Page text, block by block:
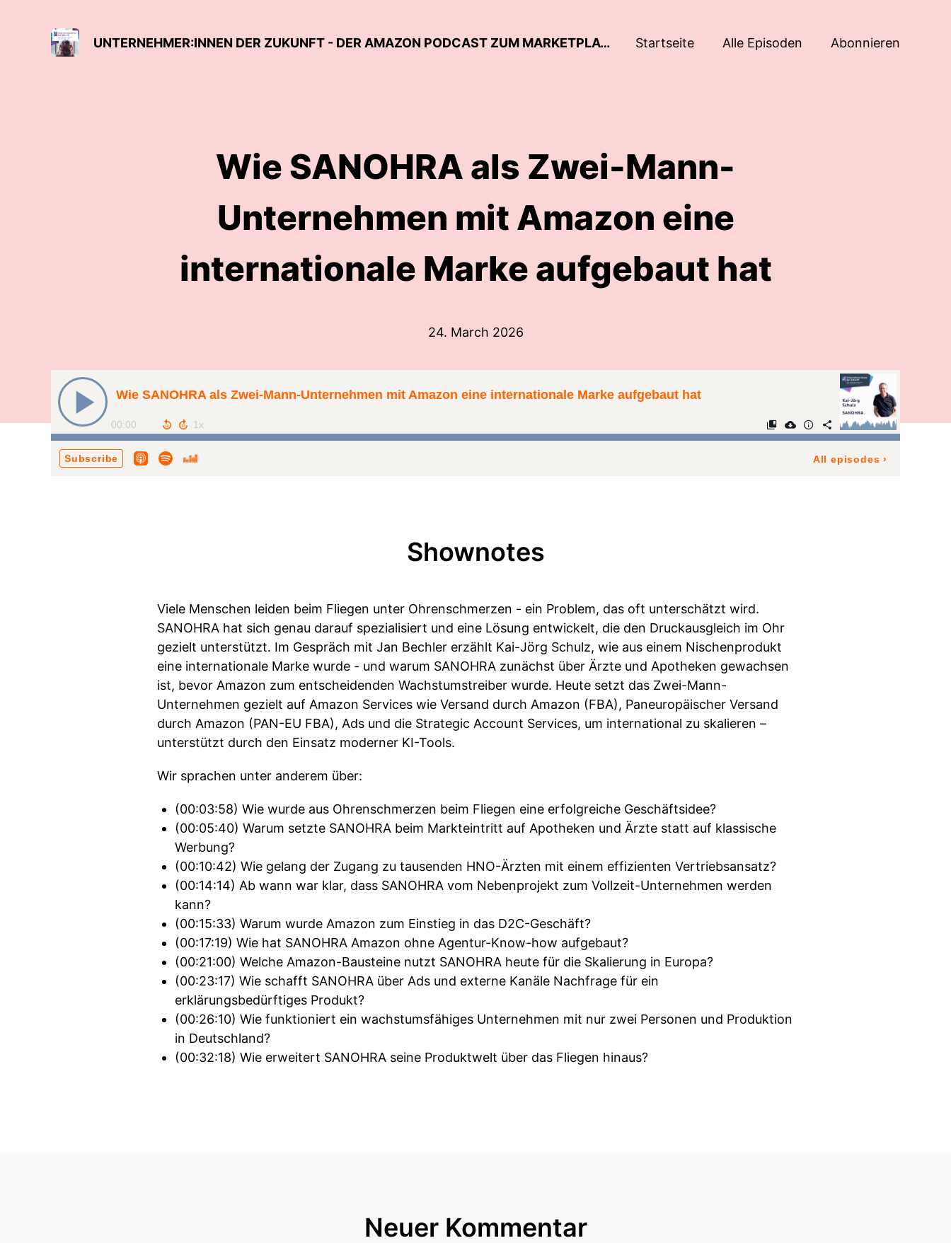
UNTERNEHMER:INNEN DER ZUKUNFT - DER AMAZON PODCAST ZUM MARKETPLACE Startseite Alle Episoden Abonnieren
Wie SANOHRA als Zwei-Mann-
Unternehmen mit Amazon eine
internationale Marke aufgebaut hat
24. March 2026
Wie SANOHRA als Zwei-Mann-Unternehmen mit Amazon eine internationale Marke aufgebaut hat
00:00
Subscribe All episodes ›
Shownotes
Viele Menschen leiden beim Fliegen unter Ohrenschmerzen - ein Problem, das oft unterschätzt wird.
SANOHRA hat sich genau darauf spezialisiert und eine Lösung entwickelt, die den Druckausgleich im Ohr
gezielt unterstützt. Im Gespräch mit Jan Bechler erzählt Kai-Jörg Schulz, wie aus einem Nischenprodukt
eine internationale Marke wurde - und warum SANOHRA zunächst über Ärzte und Apotheken gewachsen
ist, bevor Amazon zum entscheidenden Wachstumstreiber wurde. Heute setzt das Zwei-Mann-
Unternehmen gezielt auf Amazon Services wie Versand durch Amazon (FBA), Paneuropäischer Versand
durch Amazon (PAN-EU FBA), Ads und die Strategic Account Services, um international zu skalieren –
unterstützt durch den Einsatz moderner KI-Tools.
Wir sprachen unter anderem über:
(00:03:58) Wie wurde aus Ohrenschmerzen beim Fliegen eine erfolgreiche Geschäftsidee?
(00:05:40) Warum setzte SANOHRA beim Markteintritt auf Apotheken und Ärzte statt auf klassische
Werbung?
(00:10:42) Wie gelang der Zugang zu tausenden HNO-Ärzten mit einem effizienten Vertriebsansatz?
(00:14:14) Ab wann war klar, dass SANOHRA vom Nebenprojekt zum Vollzeit-Unternehmen werden
kann?
(00:15:33) Warum wurde Amazon zum Einstieg in das D2C-Geschäft?
(00:17:19) Wie hat SANOHRA Amazon ohne Agentur-Know-how aufgebaut?
(00:21:00) Welche Amazon-Bausteine nutzt SANOHRA heute für die Skalierung in Europa?
(00:23:17) Wie schafft SANOHRA über Ads und externe Kanäle Nachfrage für ein
erklärungsbedürftiges Produkt?
(00:26:10) Wie funktioniert ein wachstumsfähiges Unternehmen mit nur zwei Personen und Produktion
in Deutschland?
(00:32:18) Wie erweitert SANOHRA seine Produktwelt über das Fliegen hinaus?
Neuer Kommentar